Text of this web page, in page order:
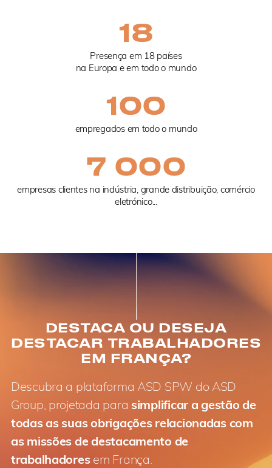
Presença em 18 países
na Europa e em todo o mundo
18
empregados em todo o mundo
100
empresas clientes na indústria, grande distribuição, comércio
eletrónico...
7 000
DESTACA OU DESEJA
DESTACAR TRABALHADORES
EM FRANÇA?
Descubra a plataforma ASD SPW do ASD
Group, projetada para simplificar a gestão de
todas as suas obrigações relacionadas com
as missões de destacamento de
trabalhadoresem França.